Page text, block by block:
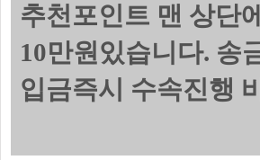
추천포인트 맨 상단
10만원있습니다. 송
입금즉시 수속진행